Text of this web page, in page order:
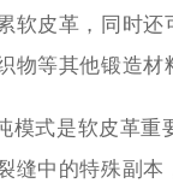
软皮革，同时还
物等其他锻造材
模式是软皮革重
缝中的特殊副本